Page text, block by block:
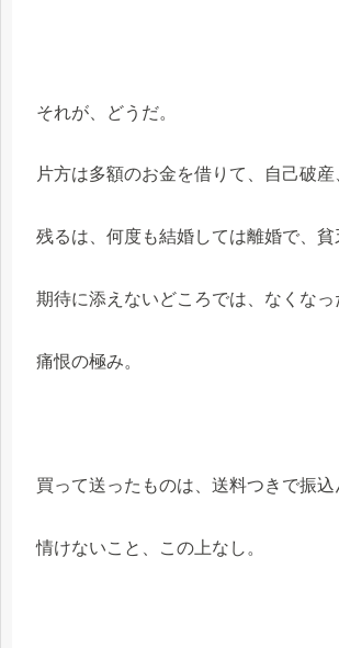
それが、どうだ。
片方は多額のお金を借りて、自己破産
残るは、何度も結婚しては離婚で、貧
期待に添えないどころでは、なくなっ
痛恨の極み。
買って送ったものは、送料つきで振込
情けないこと、この上なし。